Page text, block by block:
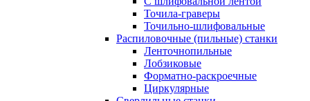
Точила-граверы
Точильно-шлифовальные
Распиловочные (пильные) станки
Ленточнопильные
Лобзиковые
Форматно-раскроечные
Циркулярные